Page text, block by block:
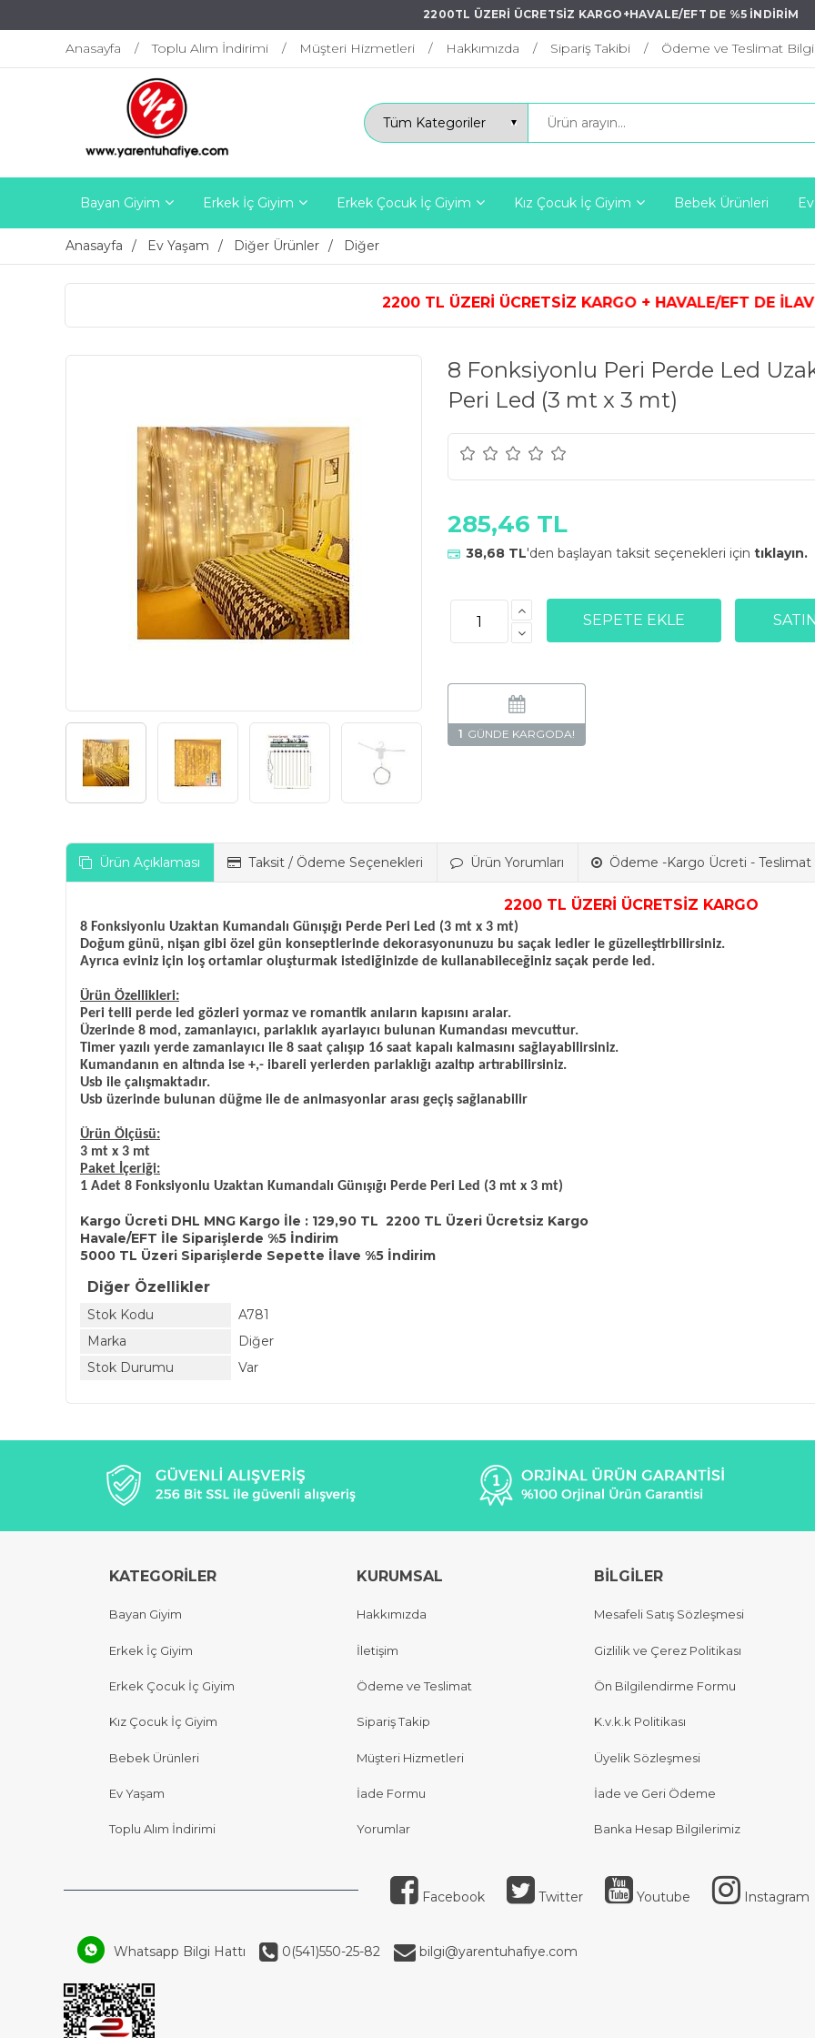
2200TL ÜZERİ ÜCRETSİZ KARGO+HAVALE/EFT DE %5 İNDİRİM
Anasayfa Toplu Alım İndirimi Müşteri Hizmetleri Hakkımızda Sipariş Takibi Ödeme ve Teslimat
Bayan Giyim Erkek İç Giyim Erkek Çocuk İç Giyim Kız Çocuk İç Giyim Bebek Ürünleri
Anasayfa Ev Yaşam Diğer Ürünler Diğer
2200 TL ÜZERİ ÜCRETSİZ KARGO + HAVALE/EFT DE İLAVE
8 Fonksiyonlu Peri Perde Led
Peri Led (3 mt x 3 mt)
285,46 TL
38,68 TL'den başlayan taksit seçenekleri için tıklayın.
1
Ürün Açıklaması Taksit / Ödeme Seçenekleri Ürün Yorumları Ödeme -Kargo Ücreti - Teslimat
2200 TL ÜZERİ ÜCRETSİZ KARGO
8 Fonksiyonlu Uzaktan Kumandalı Günışığı Perde Peri Led (3 mt x 3 mt)
Doğum günü, nişan gibi özel gün konseptlerinde dekorasyonunuzu bu saçak ledler le güzelleştirbilirsiniz.
Ayrıca eviniz için loş ortamlar oluşturmak istediğinizde de kullanabileceğiniz saçak perde led.
Ürün Özellikleri:
Peri telli perde led gözleri yormaz ve romantik anıların kapısını aralar.
Üzerinde 8 mod, zamanlayıcı, parlaklık ayarlayıcı bulunan Kumandası mevcuttur.
Timer yazılı yerde zamanlayıcı ile 8 saat çalışıp 16 saat kapalı kalmasını sağlayabilirsiniz.
Kumandanın en altında ise +,- ibareli yerlerden parlaklığı azaltıp artırabilirsiniz.
Usb ile çalışmaktadır.
Usb üzerinde bulunan düğme ile de animasyonlar arası geçiş sağlanabilir
Ürün Ölçüsü:
3 mt x 3 mt
Paket İçeriği:
1 Adet 8 Fonksiyonlu Uzaktan Kumandalı Günışığı Perde Peri Led (3 mt x 3 mt)
Kargo Ücreti DHL MNG Kargo İle : 129,90 TL 2200 TL Üzeri Ücretsiz Kargo
Havale/EFT İle Siparişlerde %5 İndirim
5000 TL Üzeri Siparişlerde Sepette İlave %5 İndirim
Diğer Özellikler
Stok Kodu
A781
Marka
Diğer
Stok Durumu
Var
KATEGORİLER
Bayan Giyim
Erkek İç Giyim
Erkek Çocuk İç Giyim
Kız Çocuk İç Giyim
Bebek Ürünleri
Ev Yaşam
Toplu Alım İndirimi
KURUMSAL
Hakkımızda
İletişim
Ödeme ve Teslimat
Sipariş Takip
Müşteri Hizmetleri
İade Formu
Yorumlar
BİLGİLER
Mesafeli Satış Sözleşmesi
Gizlilik ve Çerez Politikası
Ön Bilgilendirme Formu
K.v.k.k Politikası
Üyelik Sözleşmesi
İade ve Geri Ödeme
Banka Hesap Bilgilerimiz
Facebook Twitter Youtube Instagram
Whatsapp Bilgi Hattı 0(541)550-25-82 bilgi@yarentuhafiye.com